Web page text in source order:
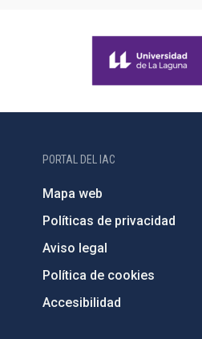
PORTAL DEL IAC
Mapa web
Políticas de privacidad
Aviso legal
Política de cookies
Accesibilidad